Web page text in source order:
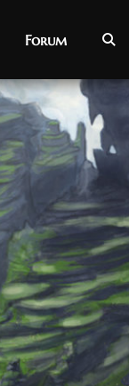
Forum
Forum